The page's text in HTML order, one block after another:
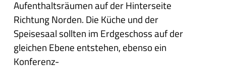
Aufenthaltsräumen auf der Hinterseite
Richtung Norden. Die Küche und der
Speisesaal sollten im Erdgeschoss auf der
gleichen Ebene entstehen, ebenso ein
Konferenz-